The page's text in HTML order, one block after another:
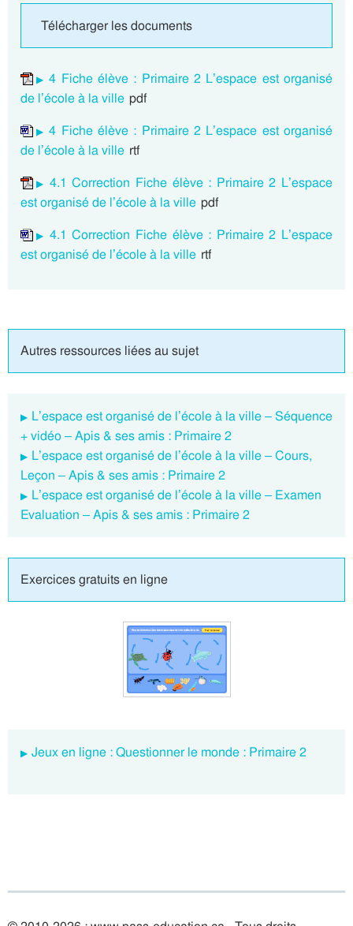
Télécharger les documents
4 Fiche élève : Primaire 2 L’espace est organisé
de l’école à la ville pdf
4 Fiche élève : Primaire 2 L’espace est organisé
de l’école à la ville rtf
4.1 Correction Fiche élève : Primaire 2 L’espace
est organisé de l’école à la ville pdf
4.1 Correction Fiche élève : Primaire 2 L’espace
est organisé de l’école à la ville rtf
Autres ressources liées au sujet
L’espace est organisé de l’école à la ville – Séquence
+ vidéo – Apis & ses amis : Primaire 2
L’espace est organisé de l’école à la ville – Cours,
Leçon – Apis & ses amis : Primaire 2
L’espace est organisé de l’école à la ville – Examen
Evaluation – Apis & ses amis : Primaire 2
Exercices gratuits en ligne
Jeux en ligne : Questionner le monde : Primaire 2